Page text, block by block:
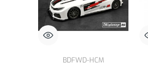
BDFWD-HCM